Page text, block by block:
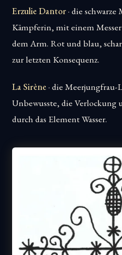
Erzulie Dantor· die
Kämpferin, mit einem
dem Arm. Rot und blau,
zur letzten Konsequenz.
La Sirène· die Meerjungfrau-
Unbewusste, die Verlockung
durch das Element Wasser.